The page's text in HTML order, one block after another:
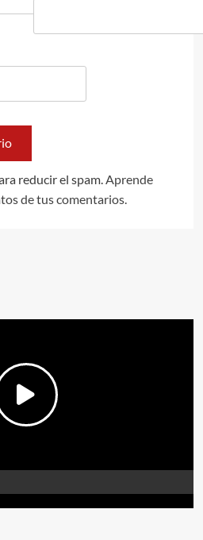
reducir el spam. Aprende
de tus comentarios.